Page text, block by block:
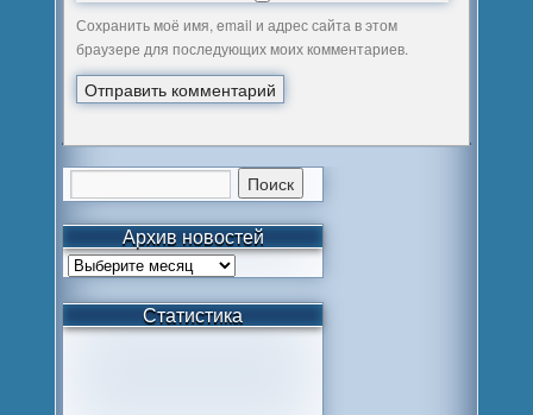
Сохранить моё имя, email и адрес сайта в этом
браузере для последующих моих комментариев.
Архив новостей
Статистика